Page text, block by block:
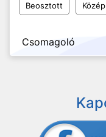
Beosztott
Csomagoló